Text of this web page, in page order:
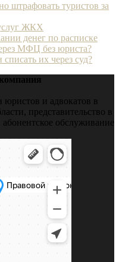
штрафовать туристов за
ЖКХ
денег по расписке
МФЦ без юриста?
их через суд?
юристов и адвокатов в
представительство в
обслуживание